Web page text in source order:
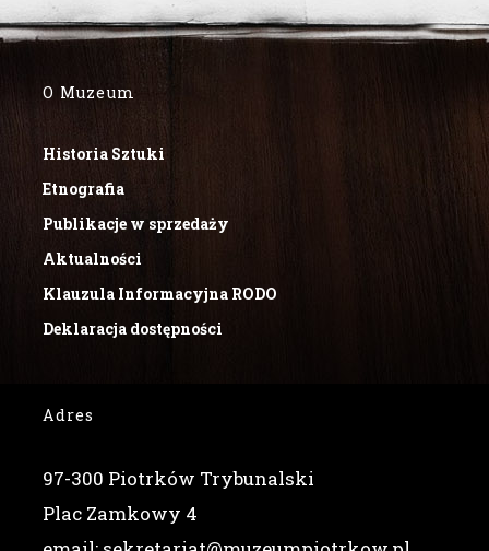
O Muzeum
Historia Sztuki
Etnografia
Publikacje w sprzedaży
Aktualności
Klauzula Informacyjna RODO
Deklaracja dostępności
Adres
97-300 Piotrków Trybunalski
Plac Zamkowy 4